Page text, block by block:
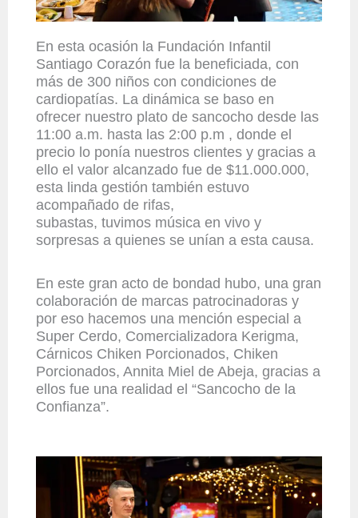
En esta ocasión la Fundación Infantil
Santiago Corazón fue la beneficiada, con
más de 300 niños con condiciones de
cardiopatías. La dinámica se baso en
ofrecer nuestro plato de sancocho desde las
11:00 a.m. hasta las 2:00 p.m , donde el
precio lo ponía nuestros clientes y gracias a
ello el valor alcanzado fue de $11.000.000,
esta linda gestión también estuvo
acompañado de rifas,
subastas, tuvimos música en vivo y
sorpresas a quienes se unían a esta causa.
En este gran acto de bondad hubo, una gran
colaboración de marcas patrocinadoras y
por eso hacemos una mención especial a
Super Cerdo, Comercializadora Kerigma,
Cárnicos Chiken Porcionados, Chiken
Porcionados, Annita Miel de Abeja, gracias a
ellos fue una realidad el “Sancocho de la
Confianza”.